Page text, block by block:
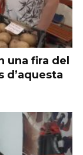
una fira del
d’aquesta